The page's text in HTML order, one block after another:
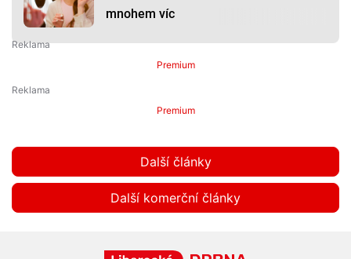
mnohem víc
Premium
Premium
Další články
Další komerční články